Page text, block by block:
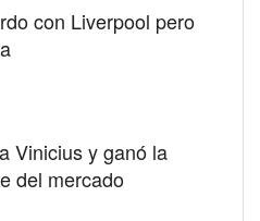
con Liverpool pero
Vinicius y ganó la
del mercado